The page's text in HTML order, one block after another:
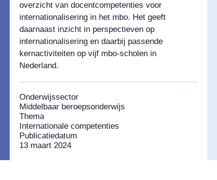
overzicht van docentcompetenties voor
internationalisering in het mbo. Het geeft
daarnaast inzicht in perspectieven op
internationalisering en daarbij passende
kernactiviteiten op vijf mbo-scholen in
Nederland.
Onderwijssector
Middelbaar beroepsonderwijs
Thema
Internationale competenties
Publicatiedatum
13 maart 2024